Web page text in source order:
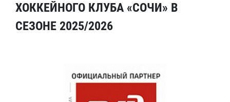
ХОККЕЙНОГО КЛУБА «СОЧИ» В
СЕЗОНЕ 2025/2026